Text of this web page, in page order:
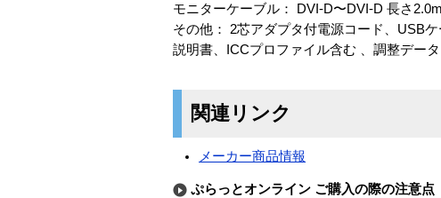
モニターケーブル： DVI-D〜DVI-D 長さ
その他： 2芯アダプタ付電源コード、USB
説明書、ICCプロファイル含む 、調整デー
関連リンク
メーカー商品情報
ぷらっとオンライン ご購入の際の注意点